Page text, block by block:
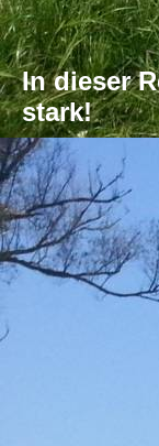
In dieser
stark!